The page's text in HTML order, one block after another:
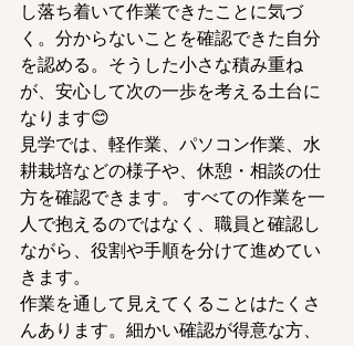
し落ち着いて作業できたことに気づ
く。分からないことを確認できた自分
を認める。そうした小さな積み重ね
が、安心して次の一歩を考える土台に
なります😊
見学では、軽作業、パソコン作業、水
耕栽培などの様子や、休憩・相談の仕
方を確認できます。 すべての作業を一
人で抱えるのではなく、職員と確認し
ながら、役割や手順を分けて進めてい
きます。
作業を通して見えてくることはたくさ
んあります。細かい確認が得意な方、